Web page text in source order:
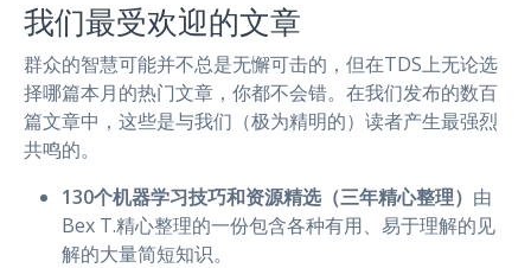
我们最受欢迎的文章
群众的智慧可能并不总是无懈可击的，但在TDS上无论选
择哪篇本月的热门文章，你都不会错。在我们发布的数百
篇文章中，这些是与我们（极为精明的）读者产生最强烈
共鸣的。
130个机器学习技巧和资源精选（三年精心整理） 由
Bex T.精心整理的一份包含各种有用、易于理解的见
解的大量简短知识。